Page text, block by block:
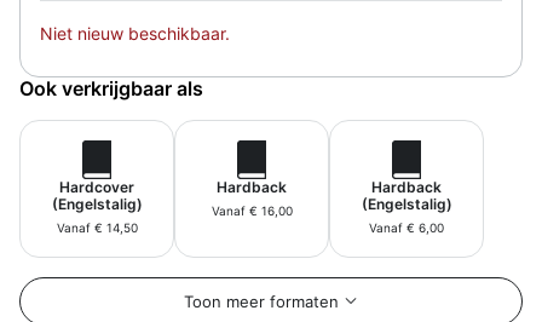
Niet nieuw beschikbaar.
Ook verkrijgbaar als
Hardcover
(Engelstalig)
Vanaf € 14,50
Hardback
Vanaf € 16,00
Hardback
(Engelstalig)
Vanaf € 6,00
Toon meer formaten